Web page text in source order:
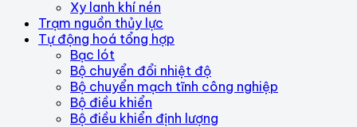
Xy lanh khí nén
Trạm nguồn thủy lực
Tự động hoá tổng hợp
Bạc lót
Bộ chuyển đổi nhiệt độ
Bộ chuyển mạch tĩnh công nghiệp
Bộ điều khiển
Bộ điều khiển định lượng